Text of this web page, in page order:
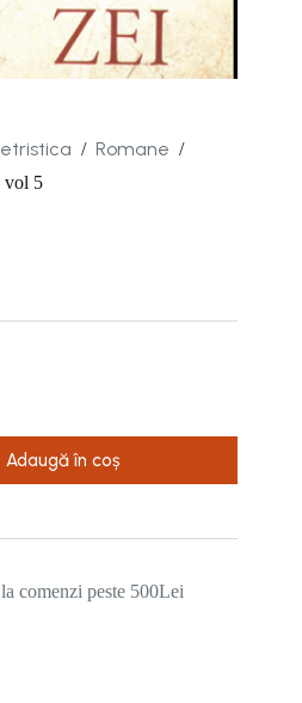
/ Romane /
vol 5
Adaugă în coș
la comenzi peste 500Lei